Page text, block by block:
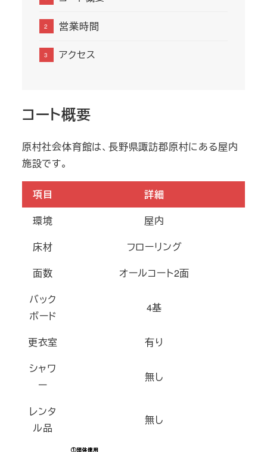
営業時間
アクセス
コート概要
原村社会体育館は、長野県諏訪郡原村にある屋内
施設です。
項目
詳細
環境
屋内
床材
フローリング
面数
オールコート2面
バック
ボード
4基
更衣室
有り
シャワ
ー
無し
レンタ
ル品
無し